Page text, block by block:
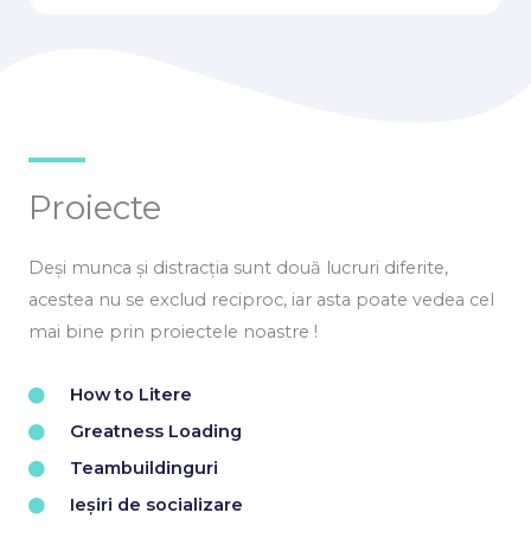
Proiecte
Deși munca și distracția sunt două lucruri diferite,
acestea nu se exclud reciproc, iar asta poate vedea cel
mai bine prin proiectele noastre !
How to Litere
Greatness Loading
Teambuildinguri
Ieșiri de socializare